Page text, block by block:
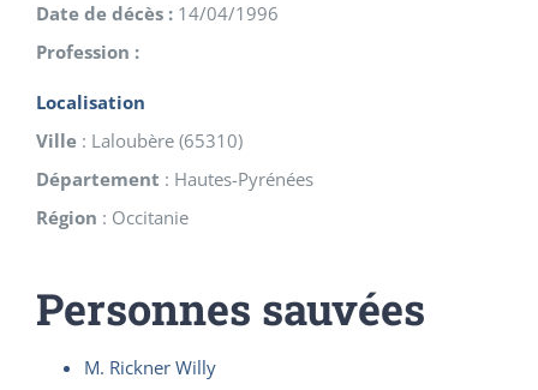
Date de décès : 14/04/1996
Profession :
Localisation
Ville : Laloubère (65310)
Département : Hautes-Pyrénées
Région : Occitanie
Personnes sauvées
M. Rickner Willy